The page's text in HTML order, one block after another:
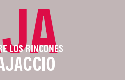
LOS RINCONES